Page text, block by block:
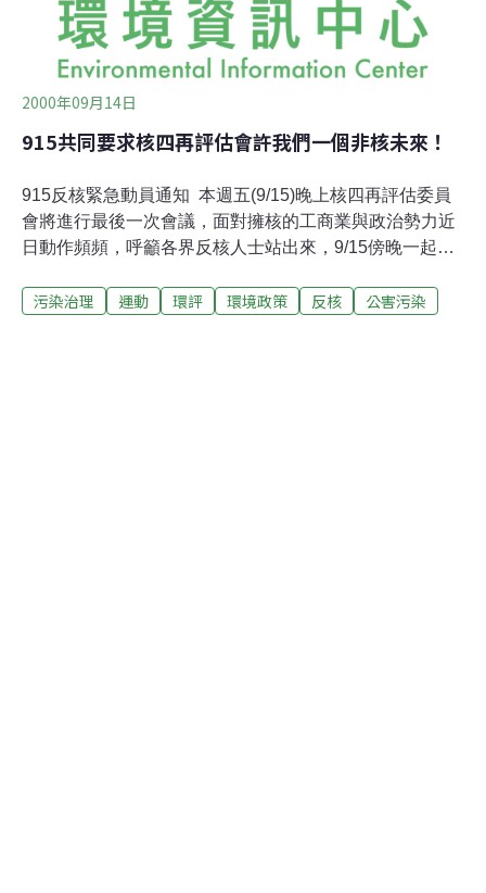
參加者必須吃更多的蔬菜和水果，或降低飽和脂肪的攝
取，以及減低「螢幕
2000年09月14日
915共同要求核四再評估會許我們一個非核未來！
915反核緊急動員通知 本週五(9/15)晚上核四再評估委員
會將進行最後一次會議，面對擁核的工商業與政治勢力近
日動作頻頻，呼籲各界反核人士站出來，9/15傍晚一起到
意。 時間：2000年9月15日（週五）17:30-19:30 地點：
污染治理 運動 環評 環境政策 反核 公害污染